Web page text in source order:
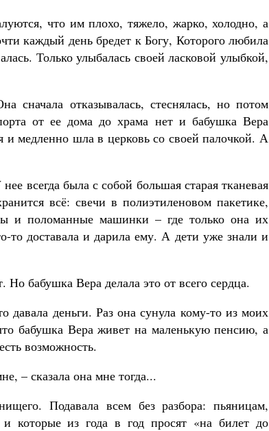
что им плохо, тяжело, жарко, холодно, а
каждый день бредет к Богу, Которого любила
Только улыбалась своей ласковой улыбкой,
отказывалась, стеснялась, но потом
от ее дома до храма нет и бабушка Вера
и медленно шла в церковь со своей палочкой. А
всегда была с собой большая старая тканевая
всё: свечи в полиэтиленовом пакетике,
и поломанные машинки – где только она их
то доставала и дарила ему. А дети уже знали и
бабушка Вера делала это от всего сердца.
давала деньги. Раз она сунула кому-то из моих
бабушка Вера живет на маленькую пенсию, а
возможность.
– сказала она мне тогда...
Подавала всем без разбора: пьяницам,
которые из года в год просят «на билет до